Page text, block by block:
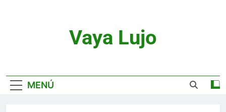
Vaya Lujo
MENÚ